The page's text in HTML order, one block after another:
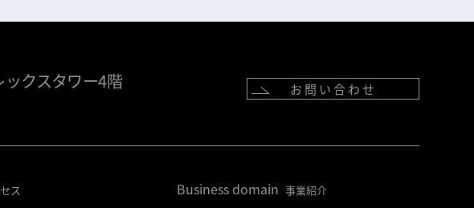
クスタワー4階 お問い合わせ
ス Business domain 事業紹介